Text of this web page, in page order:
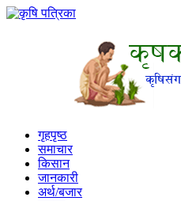
गृहपृष्ठ
समाचार
किसान
जानकारी
अर्थ/बजार